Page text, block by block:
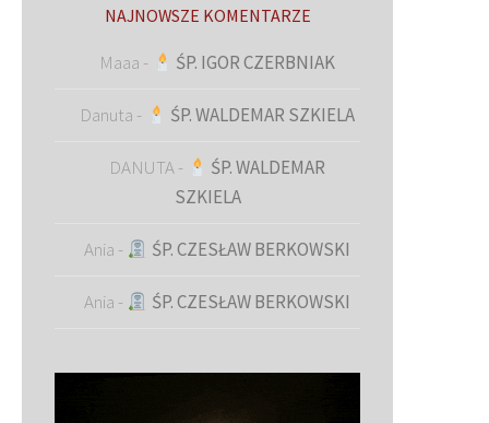
NAJNOWSZE KOMENTARZE
Maaa - ŚP. IGOR CZERBNIAK
Danuta - ŚP. WALDEMAR SZKIELA
DANUTA-
ŚP. WALDEMAR
SZKIELA
Ania - ŚP. CZESŁAW BERKOWSKI
Ania - ŚP. CZESŁAW BERKOWSKI